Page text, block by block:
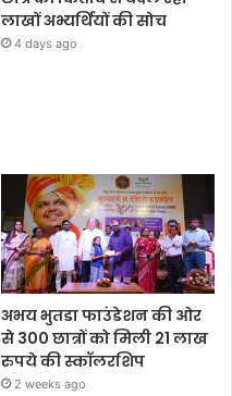
लाखों अभ्यर्थियों की सोच
4 days ago
अभय भुतडा फाउंडेशन की ओर
से 300 छात्रों को मिली 21 लाख
रुपये की स्कॉलरशिप
2 weeks ago